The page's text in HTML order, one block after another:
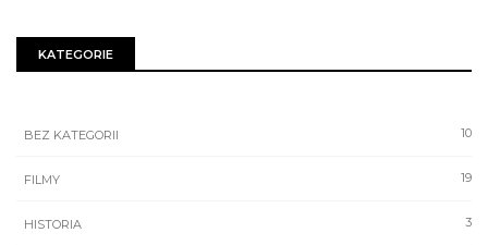
KATEGORIE
10
BEZ KATEGORII
19
FILMY
3
HISTORIA